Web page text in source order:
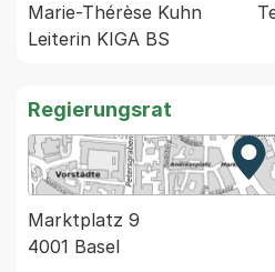
Marie-Thérèse Kuhn
Regierungsrat
Marktplatz 9
4001 Basel